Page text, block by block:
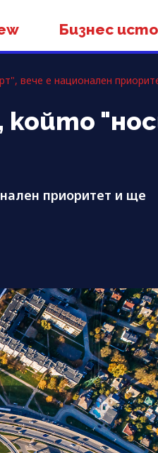
Бизнес
вече е национален
приоритет и ще